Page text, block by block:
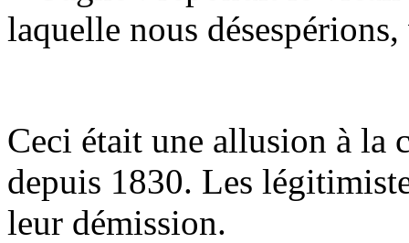
laquelle nous
Ceci était une allusion à la
depuis 1830. Les
leur démission.